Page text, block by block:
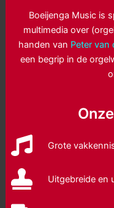
Boeijenga Music is
multimedia over
handen van Peter van
een begrip in de
Grote
Uitgebreide en